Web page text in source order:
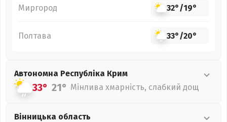
Миргород 32°/19°
Полтава 33°/20°
Автономна Республіка Крим
33° 21° Мінлива хмарність, слабкий дощ
Вінницька область